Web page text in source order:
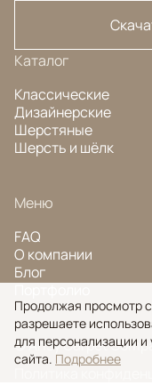
Каталог
Классические
Дизайнерские
Шерстяные
Шерсть и шёлк
Меню
FAQ
О компании
Блог
© Ansy Carpet
Политика
Продолжая просмотр
разрешаете
для персонализации и
сайта. Подробнее